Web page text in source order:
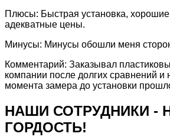
Плюсы: Быстрая установка,
адекватные цены.
Минусы: Минусы обошли меня
Комментарий: Заказывал
компании после долгих сравнений и
момента замера до установки
НАШИ СОТРУДНИКИ -
ГОРДОСТЬ!